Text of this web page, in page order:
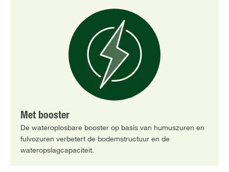
Met booster
De wateroplosbare booster op basis van humuszuren en
fulvozuren verbetert de bodemstructuur en de
wateropslagcapaciteit.